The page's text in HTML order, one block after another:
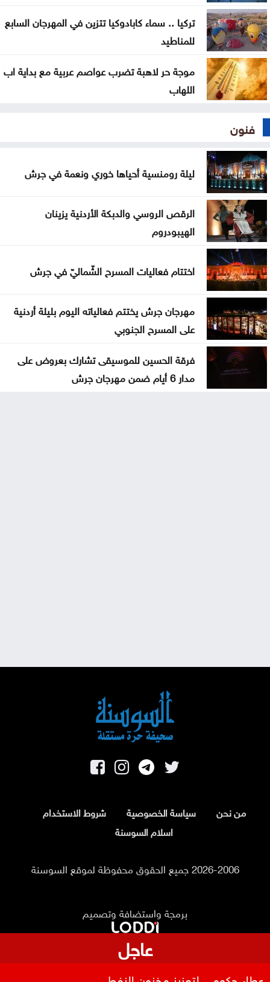
تركيا .. سماء كابادوكيا تتزين في المهرجان السابع
للمناطيد
موجة حر لاهبة تضرب عواصم عربية مع بداية اب
اللهاب
فنون
ليلة رومنسية أحياها خوري ونعمة في جرش
الرقص الروسي والدبكة الأردنية يزينان
الهيبودروم
اختتام فعاليات المسرح الشّماليّ في جرش
مهرجان جرش يختتم فعالياته اليوم بليلة أردنية
على المسرح الجنوبي
فرقة الحسين للموسيقى تشارك بعروض على
مدار 6 أيام ضمن مهرجان جرش
من نحن سياسة الخصوصية
شروط الاستخدام
اسلام السوسنة
2026-2006 جميع الحقوق محفوظة لموقع السوسنة
برمجة واستضافة وتصميم
عاجل
ضبط أربع حقائب تحتوي على كميات كبيرة من المخدرات